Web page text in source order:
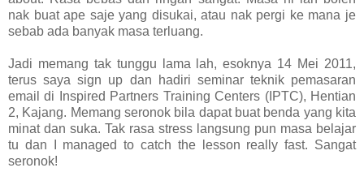
nak buat ape saje yang disukai, atau nak pergi ke mana je
sebab ada banyak masa terluang.
Jadi memang tak tunggu lama lah, esoknya 14 Mei 2011,
terus saya sign up dan hadiri seminar teknik pemasaran
email di Inspired Partners Training Centers (IPTC), Hentian
2, Kajang. Memang seronok bila dapat buat benda yang kita
minat dan suka. Tak rasa stress langsung pun masa belajar
tu dan I managed to catch the lesson really fast. Sangat
seronok!